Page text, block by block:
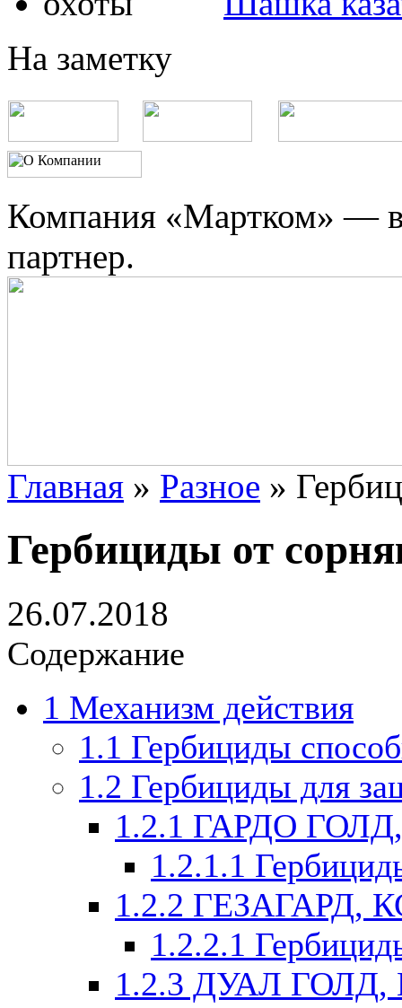
На заметку
Компания «Мартком» —
партнер.
Главная » Разное »
Гербициды от
26.07.2018
Содержание
1 Механизм действия
1.1 Гербициды
1.2 Гербициды для
1.2.1 ГАРДО
1.2.1.1
1.2.2 ГЕЗАГАРД,
1.2.2.1
1.2.3 ДУАЛ ГОЛД,